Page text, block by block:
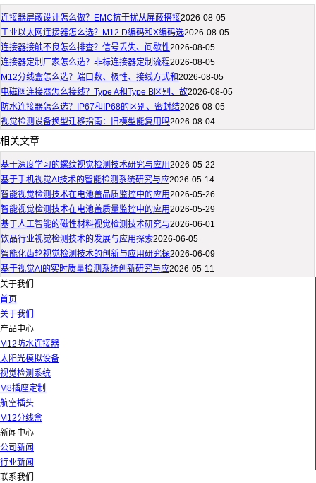
连接器屏蔽设计怎么做？EMC抗干扰从屏蔽搭接2026-08-05
工业以太网连接器怎么选？M12 D编码和X编码选2026-08-05
连接器接触不良怎么排查？信号丢失、间歇性2026-08-05
连接器定制厂家怎么选？非标连接器定制流程2026-08-05
M12分线盒怎么选？端口数、极性、接线方式和2026-08-05
电磁阀连接器怎么接线？Type A和Type B区别、故2026-08-05
防水连接器怎么选？IP67和IP68的区别、密封结2026-08-05
视觉检测设备换型迁移指南：旧模型能复用吗2026-08-04
相关文章
基于深度学习的螺纹视觉检测技术研究与应用2026-05-22
基于手机视觉AI技术的智能检测系统研究与应2026-05-14
智能视觉检测技术在电池盖品质监控中的应用2026-05-26
智能视觉检测技术在电池盖质量监控中的应用2026-05-29
基于人工智能的磁性材料视觉检测技术研究与2026-06-01
饮品行业视觉检测技术的发展与应用探索2026-06-05
智能化齿轮视觉检测技术的创新与应用研究探2026-06-09
基于视觉AI的实时质量检测系统创新研究与应2026-05-11
关于我们
首页
关于我们
产品中心
M12防水连接器
太阳光模拟设备
视觉检测系统
M8插座定制
航空插头
M12分线盒
新闻中心
公司新闻
行业新闻
联系我们